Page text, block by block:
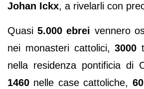
Johan Ickx, a rivelarli con
Quasi5.000 ebrei vennero
nei monasteri cattolici,3000
nella residenza pontificia di
1460 nelle case cattoliche, 60